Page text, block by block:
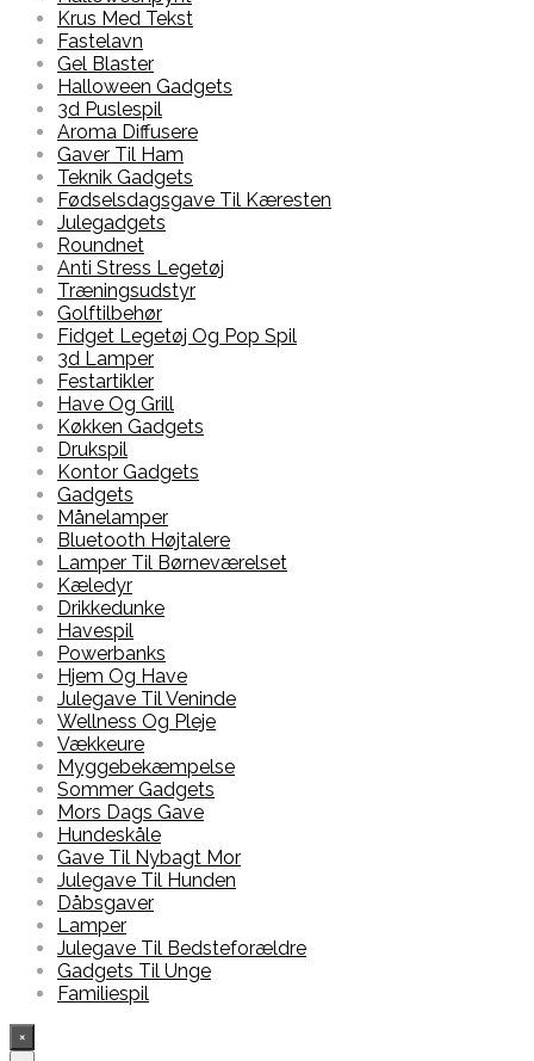
Krus Med Tekst
Fastelavn
Gel Blaster
Halloween Gadgets
3d Puslespil
Aroma Diffusere
Gaver Til Ham
Teknik Gadgets
Fødselsdagsgave Til Kæresten
Julegadgets
Roundnet
Anti Stress Legetøj
Træningsudstyr
Golftilbehør
Fidget Legetøj Og Pop Spil
3d Lamper
Festartikler
Have Og Grill
Køkken Gadgets
Drukspil
Kontor Gadgets
Gadgets
Månelamper
Bluetooth Højtalere
Lamper Til Børneværelset
Kæledyr
Drikkedunke
Havespil
Powerbanks
Hjem Og Have
Julegave Til Veninde
Wellness Og Pleje
Vækkeure
Myggebekæmpelse
Sommer Gadgets
Mors Dags Gave
Hundeskåle
Gave Til Nybagt Mor
Julegave Til Hunden
Dåbsgaver
Lamper
Julegave Til Bedsteforældre
Gadgets Til Unge
Familiespil
×